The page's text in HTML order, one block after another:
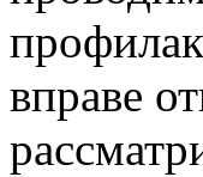
вправе